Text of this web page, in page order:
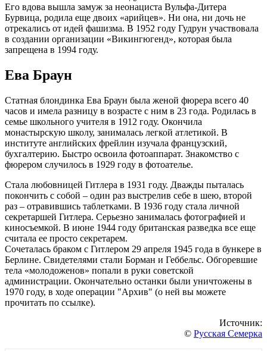
Его вдова вышла замуж за неонациста Вульфа-Дитера
Бурвица, родила еще двоих «арийцев». Ни она, ни дочь не
отрекались от идей фашизма. В 1952 году Гудрун участвовала
в создании организации «Викингюгенд», которая была
запрещена в 1994 году.
Ева Браун
Статная блондинка Ева Браун была женой фюрера всего 40
часов и имела разницу в возрасте с ним в 23 года. Родилась в
семье школьного учителя в 1912 году. Окончила
монастырскую школу, занималась легкой атлетикой. В
институте английских фрейлин изучала французский,
бухгалтерию. Быстро освоила фотоаппарат. Знакомство с
фюрером случилось в 1929 году в фотоателье.
Стала любовницей Гитлера в 1931 году. Дважды пыталась
покончить с собой – один раз выстрелив себе в шею, второй
раз – отравившись таблетками. В 1936 году стала личной
секретаршей Гитлера. Серьезно занималась фотографией и
киносъемкой. В июне 1944 году британская разведка все еще
считала ее просто секретарем.
Сочеталась браком с Гитлером 29 апреля 1945 года в бункере в
Берлине. Свидетелями стали Борман и Геббельс. Обгоревшие
тела «молодоженов» попали в руки советской
администрации. Окончательно останки были уничтожены в
1970 году, в ходе операции "Архив" (о ней вы можете
прочитать по ссылке).
Источник:
© Русская Семерка